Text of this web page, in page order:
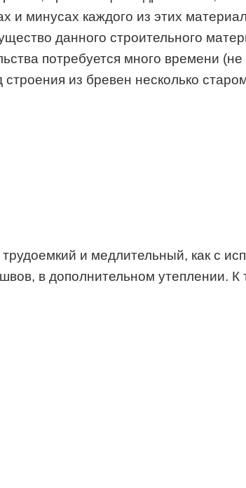
и минусах каждого из этих
данного строительного
потребуется много времени
из бревен несколько
и медлительный, как с
в дополнительном утеплении.